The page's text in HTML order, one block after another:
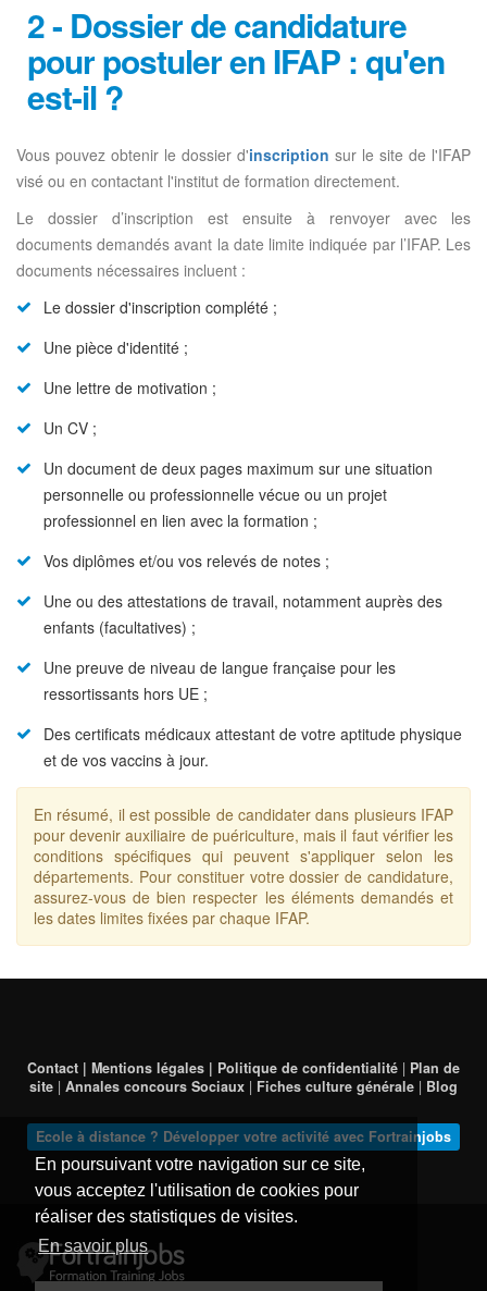
En poursuivant votre navigation sur ce site,
vous acceptez l'utilisation de cookies pour
réaliser des statistiques de visites.
En savoir plus
2 - Dossier de candidature
pour postuler en IFAP : qu'en
est-il ?
Vous pouvez obtenir le dossier d'inscription sur le site de l'IFAP
visé ou en contactant l'institut de formation directement.
Le dossier d’inscription est ensuite à renvoyer avec les
documents demandés avant la date limite indiquée par l’IFAP. Les
documents nécessaires incluent :
Le dossier d'inscription complété ;
Une pièce d'identité ;
Une lettre de motivation ;
Un CV ;
Un document de deux pages maximum sur une situation
personnelle ou professionnelle vécue ou un projet
professionnel en lien avec la formation ;
Vos diplômes et/ou vos relevés de notes ;
Une ou des attestations de travail, notamment auprès des
enfants (facultatives) ;
Une preuve de niveau de langue française pour les
ressortissants hors UE ;
Des certificats médicaux attestant de votre aptitude physique
et de vos vaccins à jour.
En résumé, il est possible de candidater dans plusieurs IFAP
pour devenir auxiliaire de puériculture, mais il faut vérifier les
conditions spécifiques qui peuvent s'appliquer selon les
départements. Pour constituer votre dossier de candidature,
assurez-vous de bien respecter les éléments demandés et
les dates limites fixées par chaque IFAP.
Contact | Mentions légales | Politique de confidentialité | Plan de
site | Annales concours Sociaux | Fiches culture générale | Blog
Ecole à distance ? Développer votre activité avec Fortrainjobs